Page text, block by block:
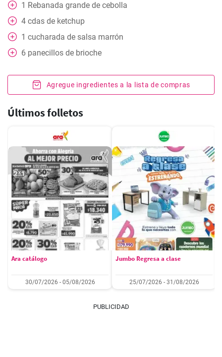
1 Rebanada grande de cebolla
4 cdas de ketchup
1 cucharada de salsa marrón
6 panecillos de brioche
Agregue ingredientes a la lista de compras
Últimos folletos
Ara catálogo
30/07/2026 - 05/08/2026
Jumbo Regresa a clase
25/07/2026 - 31/08/2026
PUBLICIDAD